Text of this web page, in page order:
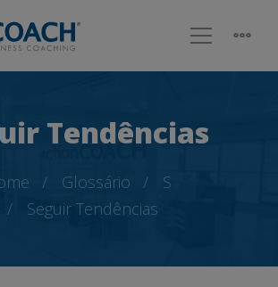
Tendências
Glossário
S
Seguir Tendências